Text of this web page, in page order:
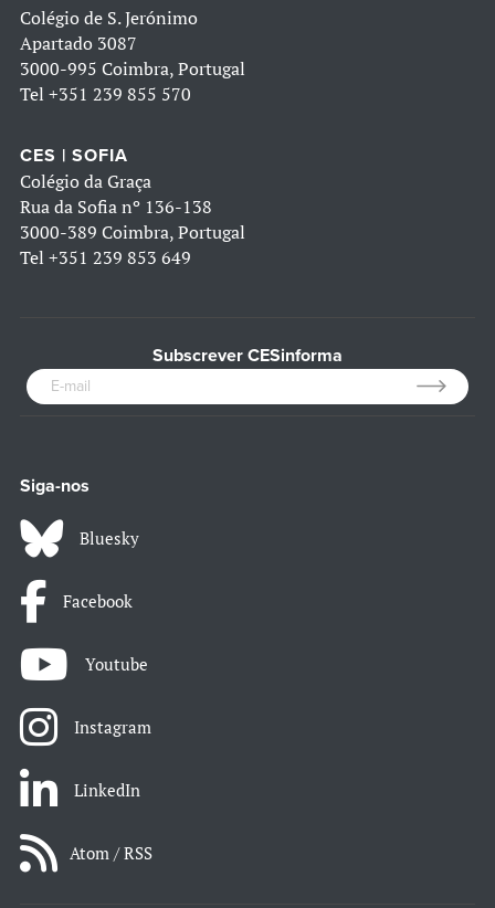
Colégio de S. Jerónimo
Apartado 3087
3000-995 Coimbra, Portugal
Tel +351 239 855 570
CES | SOFIA
Colégio da Graça
Rua da Sofia nº 136-138
3000-389 Coimbra, Portugal
Tel +351 239 853 649
Subscrever CESinforma
Siga-nos
Bluesky
Facebook
Youtube
Instagram
LinkedIn
Atom / RSS